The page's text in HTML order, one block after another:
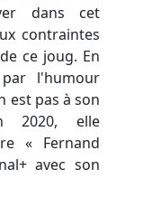
dans cet
contraintes
ce joug. En
l'humour
est pas à son
2020, elle
« Fernand
avec son